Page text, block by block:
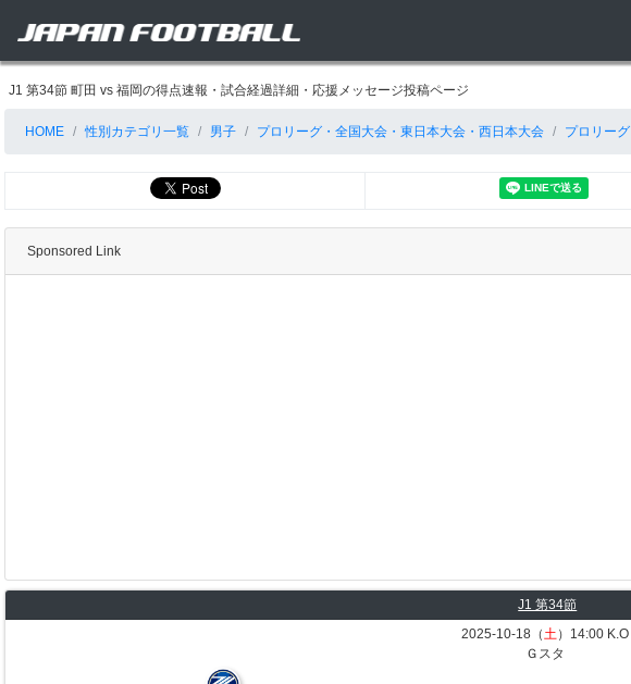
J1 第34節 町田 vs 福岡の得点速報・試合経過詳細・応援メッセージ投稿ページ
HOME 性別カテゴリ一覧 男子 プロリーグ・全国大会・東日本大会・西日本大会 プロリーグ
Sponsored Link
J1 第34節
2025-10-18（土）14:00 K.O
Ｇスタ